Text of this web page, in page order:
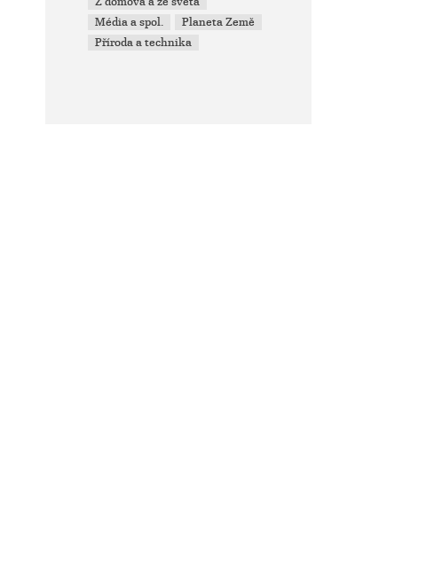
Média a spol.
Planeta Země
Příroda a technika